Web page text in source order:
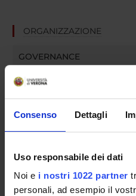
Consenso Dettagli
Uso responsabile dei dati
Noi e i nostri 1022 partner
personali, ad esempio il
ORGANIZZAZIONE
GOVERNANCE
COMMISSIONI
UFFICI E STRUTTURE DI
SERVIZI DI SEGRETERIA
STRUTTURE DEL
BIBLIOTECHE